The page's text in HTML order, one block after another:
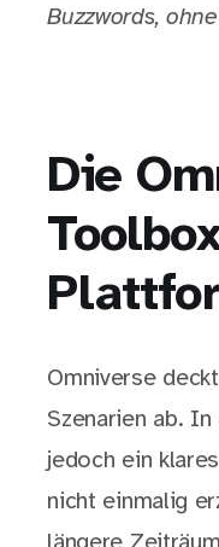
Buzzwords,
Die
Omniverse
Szenarien ab.
jedoch ein
nicht einmalig